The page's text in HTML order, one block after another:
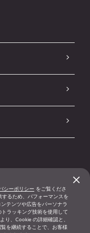
×
シーポリシー をご覧くださ
るため、パフォーマンスを
テンツや広告をパーソナラ
ラッキング技術を使用して
より、Cookie の詳細確認と、
を継続することで、お客様
広告および
Cookieに関する
ポリシー